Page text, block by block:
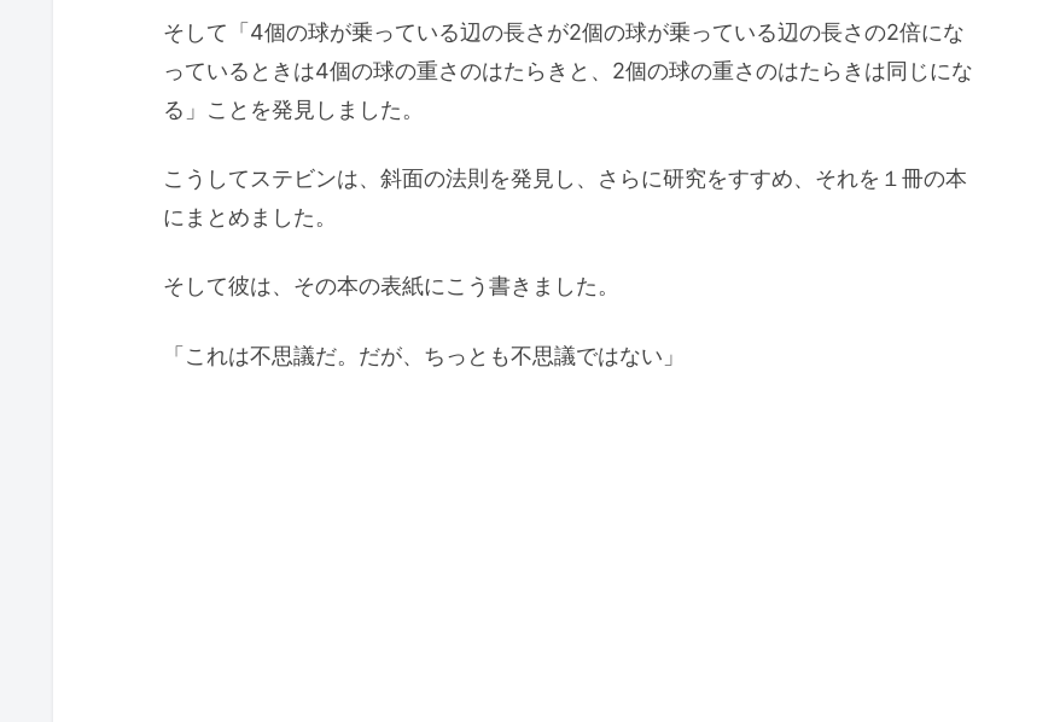
そして「4個の球が乗っている辺の長さが2個の球が乗っている辺の長さの2倍にな
っているときは4個の球の重さのはたらきと、2個の球の重さのはたらきは同じにな
る」ことを発見しました。
こうしてステビンは、斜面の法則を発見し、さらに研究をすすめ、それを１冊の本
にまとめました。
そして彼は、その本の表紙にこう書きました。
「これは不思議だ。だが、ちっとも不思議ではない」